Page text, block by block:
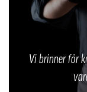
Vi brinner för